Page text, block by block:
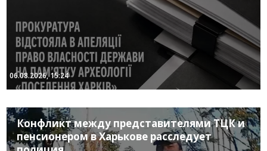
06.08.2026, 15:24
Конфликт между представителями ТЦК и
пенсионером в Харькове расследует